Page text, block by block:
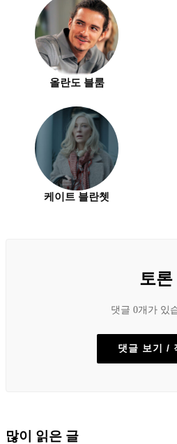
올란도 블룸
케이트 블란쳇
토론
댓글 0개가 있
댓글 보기 /
많이 읽은 글